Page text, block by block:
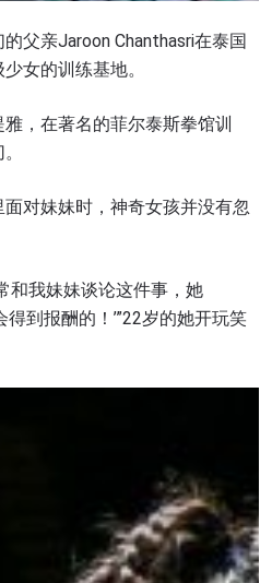
父亲Jaroon Chanthasri在泰国
女的训练基地。
，在著名的菲尔泰斯拳馆训
对妹妹时，神奇女孩并没有忽
和我妹妹谈论这件事，她
到报酬的！’”22岁的她开玩笑